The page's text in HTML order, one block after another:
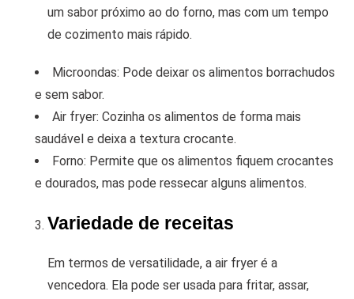
um sabor próximo ao do forno, mas com um tempo
de cozimento mais rápido.
Microondas: Pode deixar os alimentos borrachudos
e sem sabor.
Air fryer: Cozinha os alimentos de forma mais
saudável e deixa a textura crocante.
Forno: Permite que os alimentos fiquem crocantes
e dourados, mas pode ressecar alguns alimentos.
Variedade de receitas
Em termos de versatilidade, a air fryer é a
vencedora. Ela pode ser usada para fritar, assar,